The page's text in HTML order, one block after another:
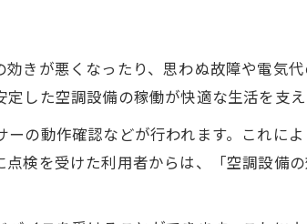
きが悪くなったり、思わぬ故障や電気
した空調設備の稼働が快適な生活を支え
の動作確認などが行われます。これに
検を受けた利用者からは、「空調設備